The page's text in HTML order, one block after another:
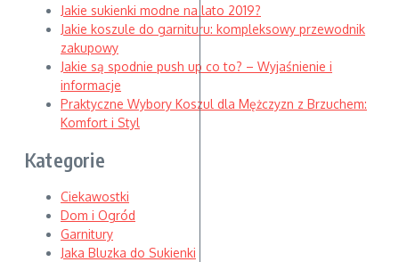
Jakie sukienki modne na lato 2019?
Jakie koszule do garnituru: kompleksowy przewodnik
zakupowy
Jakie są spodnie push up co to? – Wyjaśnienie i
informacje
Praktyczne Wybory Koszul dla Mężczyzn z Brzuchem:
Komfort i Styl
Kategorie
Ciekawostki
Dom i Ogród
Garnitury
Jaka Bluzka do Sukienki